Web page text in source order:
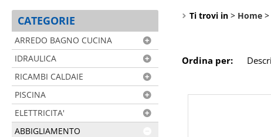
CATEGORIE
ARREDO BAGNO CUCINA
IDRAULICA
RICAMBI CALDAIE
PISCINA
ELETTRICITA'
ABBIGLIAMENTO
Ti trovi in Home
Ordina per: